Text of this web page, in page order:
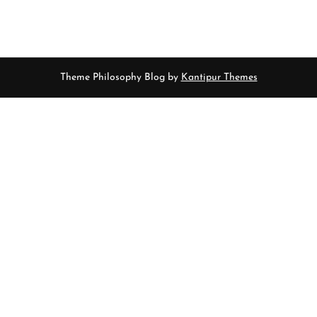
Theme Philosophy Blog by Kantipur Themes